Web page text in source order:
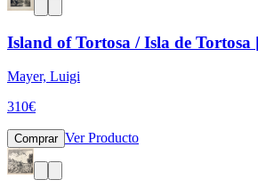
Island of Tortosa / Isla de
Mayer, Luigi
310€
Comprar Ver Producto